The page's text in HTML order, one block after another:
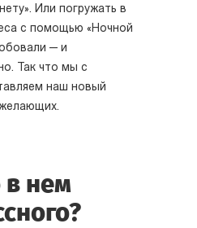
Или погружать в
с помощью «Ночной
— и
Так что мы с
наш новый
в нем